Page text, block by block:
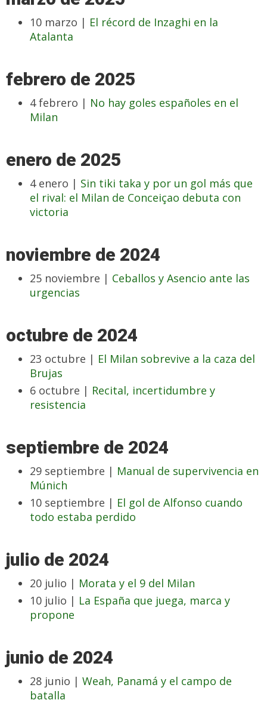
10 marzo | El récord de Inzaghi en la
Atalanta
febrero de 2025
4 febrero | No hay goles españoles en el
Milan
enero de 2025
4 enero | Sin tiki taka y por un gol más que
el rival: el Milan de Conceiçao debuta con
victoria
noviembre de 2024
25 noviembre | Ceballos y Asencio ante las
urgencias
octubre de 2024
23 octubre | El Milan sobrevive a la caza del
Brujas
6 octubre | Recital, incertidumbre y
resistencia
septiembre de 2024
29 septiembre | Manual de supervivencia en
Múnich
10 septiembre | El gol de Alfonso cuando
todo estaba perdido
julio de 2024
20 julio | Morata y el 9 del Milan
10 julio | La España que juega, marca y
propone
junio de 2024
28 junio | Weah, Panamá y el campo de
batalla